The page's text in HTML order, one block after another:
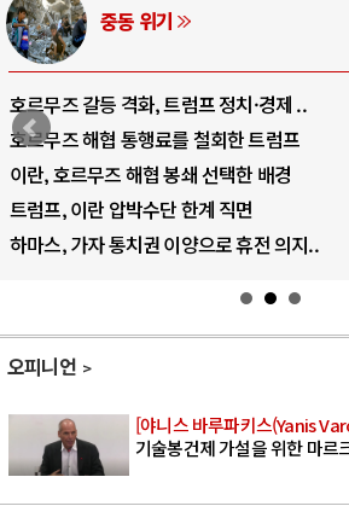
중동 위기
호르무즈 갈등 격화, 트럼프 정치·경제 ..
호르무즈 해협 통행료를 철회한 트럼프
이란, 호르무즈 해협 봉쇄 선택한 배경
트럼프, 이란 압박수단 한계 직면
하마스, 가자 통치권 이양으로 휴전 의지..
오피니언
[야니스 바루파키스(Yanis
기술봉건제 가설을 위한 마르